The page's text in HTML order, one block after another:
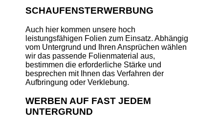
SCHAUFENSTERWERBUNG
Auch hier kommen unsere hoch
leistungsfähigen Folien zum Einsatz. Abhängig
vom Untergrund und Ihren Ansprüchen wählen
wir das passende Folienmaterial aus,
bestimmen die erforderliche Stärke und
besprechen mit Ihnen das Verfahren der
Aufbringung oder Verklebung.
WERBEN AUF FAST JEDEM
UNTERGRUND